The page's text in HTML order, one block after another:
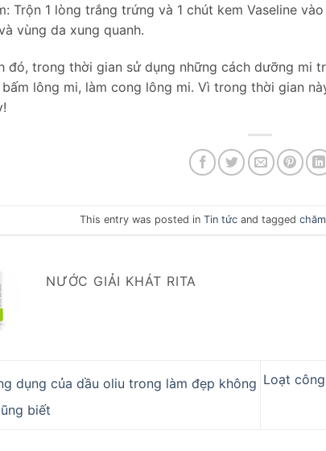
Trộn 1 lòng trắng trứng và 1 chút kem Vaseline
vùng da xung quanh.
đó, trong thời gian sử dụng những cách dưỡng mi
lông mi, làm cong lông mi. Vì trong thời gian
This entry was posted inTin tức and tagged
NƯỚC GIẢI KHÁT RITA
dụng của dầu oliu trong làm đẹp không
biết
Loạt